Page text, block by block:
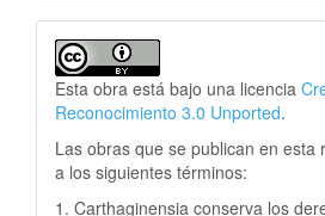
Esta obra está bajo una licencia
Reconocimiento 3.0 Unported.
Las obras que se publican en esta
a los siguientes términos:
1. Carthaginensia conserva los